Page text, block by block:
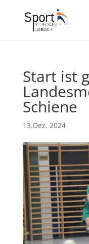
Start ist
Schiene
13.Dez. 2024